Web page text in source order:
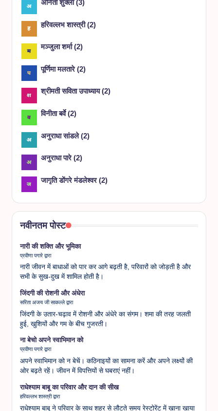
अनिता शुक्ला(3)
हरिवल्लभ शास्त्री(2)
मञ्जुला शर्मा(2)
पूर्णिमा मलतारे(2)
श्रीमती सविता उपाध्याय(2)
विनीता बर्वे(2)
अनुराधा सांडले(2)
अनुराधा पारे(2)
जागृति डोंगरे मंडलेश्वर(2)
नवीनतम पोस्ट
नारी की शक्ति और भूमिका
प्रवीणा पगारे द्वारा
नारी जीवन में बाधाओं को पार कर आगे बढ़ती है, परिवारों को जोड़ती है और
सभी के सुख-दुख में शामिल होती है।
जिंदगी की रोशनी और अंधेरा
सरिता अजय जी साकल्ले द्वारा
जिंदगी के उतार-चढ़ाव में रोशनी और अंधेरे का संगम। शमा की तरह जलती
हुई, खुशियों और गम के बीच गुजरती।
ना बेचो अपने स्वाभिमान को
प्रवीणा पगारे द्वारा
अपने स्वाभिमान को न बेचें। कठिनाइयों का सामना करें और अपने लक्ष्यों की
ओर बढ़ते रहें। जीवन में विपत्तियों से घबराएं नहीं।
राधेश्याम बाबू का परिवार और दान की सीख
हरिवल्लभ शास्त्री द्वारा
राधेश्याम बाबू ने परिवार के साथ शहर से लौटते समय रेस्टोरेंट में खाना खाया